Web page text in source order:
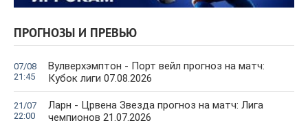
ПРОГНОЗЫ И ПРЕВЬЮ
07/08
21:45
Вулверхэмптон - Порт вейл прогноз на матч:
Кубок лиги 07.08.2026
21/07
22:00
Ларн - Црвена Звезда прогноз на матч: Лига
чемпионов 21.07.2026